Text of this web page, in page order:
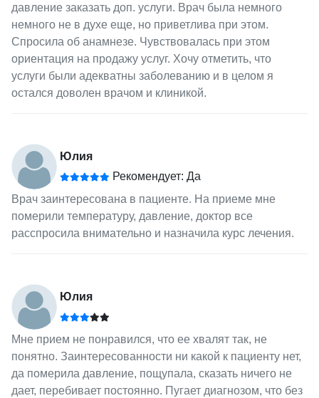
давление заказать доп. услуги. Врач была немного
немного не в духе еще, но приветлива при этом.
Спросила об анамнезе. Чувствовалась при этом
ориентация на продажу услуг. Хочу отметить, что
услуги были адекватны заболеванию и в целом я
остался доволен врачом и клиникой.
Юлия
Рекомендует: Да
Врач заинтересована в пациенте. На приеме мне
померили температуру, давление, доктор все
расспросила внимательно и назначила курс лечения.
Юлия
Мне прием не понравился, что ее хвалят так, не
понятно. Заинтересованности ни какой к пациенту нет,
да померила давление, пощупала, сказать ничего не
дает, перебивает постоянно. Пугает диагнозом, что без